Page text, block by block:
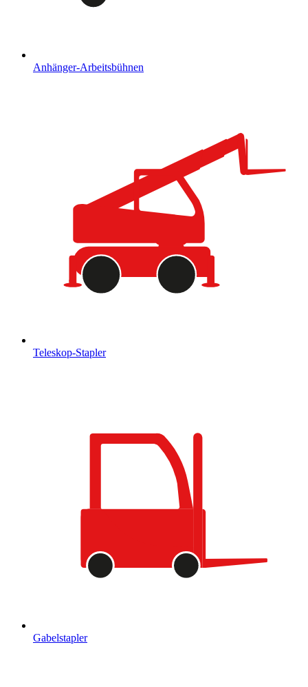
Anhänger-Arbeitsbühnen
Teleskop-Stapler
Gabelstapler